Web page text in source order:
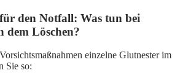
den Notfall: Was tun bei
dem Löschen?
einzelne Glutnester im
Sie so: